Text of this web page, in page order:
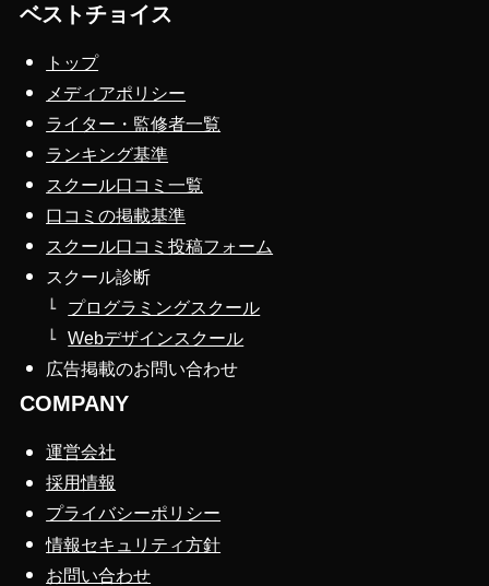
ベストチョイス
トップ
メディアポリシー
ライター・監修者一覧
ランキング基準
スクール口コミ一覧
口コミの掲載基準
スクール口コミ投稿フォーム
スクール診断
プログラミングスクール
Webデザインスクール
広告掲載のお問い合わせ
COMPANY
運営会社
採用情報
プライバシーポリシー
情報セキュリティ方針
お問い合わせ